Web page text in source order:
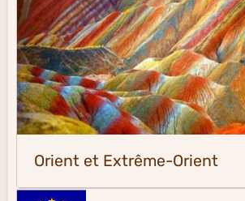
Orient et Extrême-Orient